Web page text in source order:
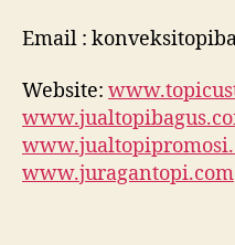
Email :
Website:
www.juragantopi.com